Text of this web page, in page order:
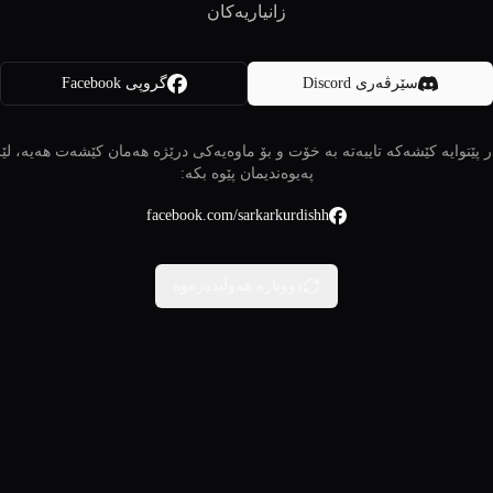
زانیاریەکان
سێرڤەری Discord گروپی Facebook
پێتوایە کێشەکە تایبەتە بە خۆت و بۆ ماوەیەکی درێژە هەمان کێشەت هەیە،
پەیوەندیمان پێوە بکە:
facebook.com/sarkarkurdishh